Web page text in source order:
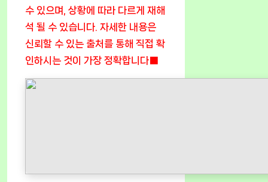
수 있으며, 상황에 따라 다르게 재해
석 될 수 있습니다. 자세한 내용은
신뢰할 수 있는 출처를 통해 직접 확
인하시는 것이 가장 정확합니다■